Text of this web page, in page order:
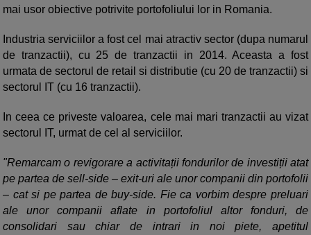
mai usor obiective potrivite portofoliului lor in Romania.
Industria serviciilor a fost cel mai atractiv sector (dupa numarul
de tranzactii), cu 25 de tranzactii in 2014. Aceasta a fost
urmata de sectorul de retail si distributie (cu 20 de tranzactii) si
sectorul IT (cu 16 tranzactii).
In ceea ce priveste valoarea, cele mai mari tranzactii au vizat
sectorul IT, urmat de cel al serviciilor.
"Remarcam o revigorare a activitații fondurilor de investiții atat
pe partea de sell-side – exit-uri ale unor companii din portofolii
– cat si pe partea de buy-side. Fie ca vorbim despre preluari
ale unor companii aflate in portofoliul altor fonduri, de
consolidari sau chiar de intrari in noi piete, apetitul